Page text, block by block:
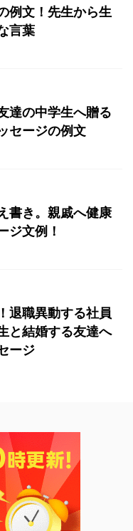
例文！先生から生
言葉
達の中学生へ贈る
セージの例文
書き。親戚へ健康
ジ文例！
退職異動する社員
と結婚する友達へ
ージ